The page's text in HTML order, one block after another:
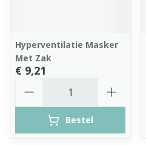
Hyperventilatie Masker
Met Zak
€ 9,21
Bestel